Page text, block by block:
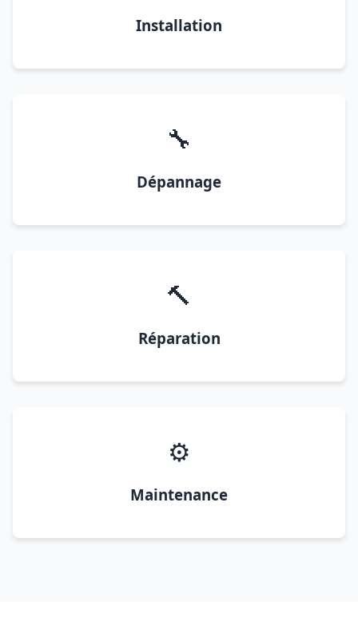
Installation
🔧
Dépannage
🔨
Réparation
⚙️
Maintenance